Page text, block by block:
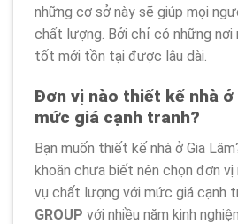
những cơ sở này sẽ giúp mọi
chất lượng. Bởi chỉ có những nơi
tốt mới tồn tại được lâu dài.
Đơn vị nào thiết kế nhà ở
mức giá cạnh tranh?
Bạn muốn thiết kế nhà ở Gia
khoăn chưa biết nên chọn đơn vị
vụ chất lượng với mức giá cạnh
GROUP với nhiều năm kinh